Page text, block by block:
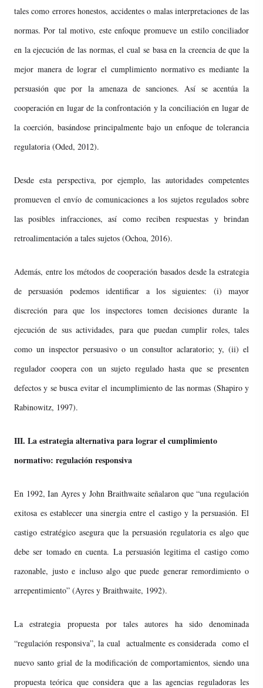
tales como errores honestos, accidentes o malas interpretaciones de las
normas. Por tal motivo, este enfoque promueve un estilo conciliador
en la ejecución de las normas, el cual se basa en la creencia de que la
mejor manera de lograr el cumplimiento normativo es mediante la
persuasión que por la amenaza de sanciones. Así se acentúa la
cooperación en lugar de la confrontación y la conciliación en lugar de
la coerción, basándose principalmente bajo un enfoque de tolerancia
regulatoria (Oded, 2012).
Desde esta perspectiva, por ejemplo, las autoridades competentes
promueven el envío de comunicaciones a los sujetos regulados sobre
las posibles infracciones, así como reciben respuestas y brindan
retroalimentación a tales sujetos (Ochoa, 2016).
Además, entre los métodos de cooperación basados desde la estrategia
de persuasión podemos identificar a los siguientes: (i) mayor
discreción para que los inspectores tomen decisiones durante la
ejecución de sus actividades, para que puedan cumplir roles, tales
como un inspector persuasivo o un consultor aclaratorio; y, (ii) el
regulador coopera con un sujeto regulado hasta que se presenten
defectos y se busca evitar el incumplimiento de las normas (Shapiro y
Rabinowitz, 1997).
III. La estrategia alternativa para lograr el cumplimiento
normativo: regulación responsiva
En 1992, Ian Ayres y John Braithwaite señalaron que “una regulación
exitosa es establecer una sinergia entre el castigo y la persuasión. El
castigo estratégico asegura que la persuasión regulatoria es algo que
debe ser tomado en cuenta. La persuasión legitima el castigo como
razonable, justo e incluso algo que puede generar remordimiento o
arrepentimiento” (Ayres y Braithwaite, 1992).
La estrategia propuesta por tales autores ha sido denominada
“regulación responsiva”, la cual actualmente es considerada como el
nuevo santo grial de la modificación de comportamientos, siendo una
propuesta teórica que considera que a las agencias reguladoras les